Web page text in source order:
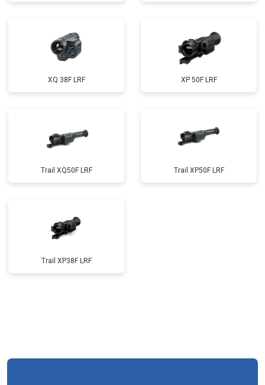
XQ 38F LRF XP 50F LRF
Trail XQ50F LRF Trail XP50F LRF
Trail XP38F LRF